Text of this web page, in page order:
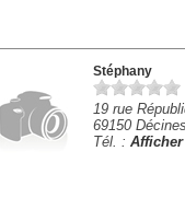
Stéphany
19 rue
69150
Tél. :